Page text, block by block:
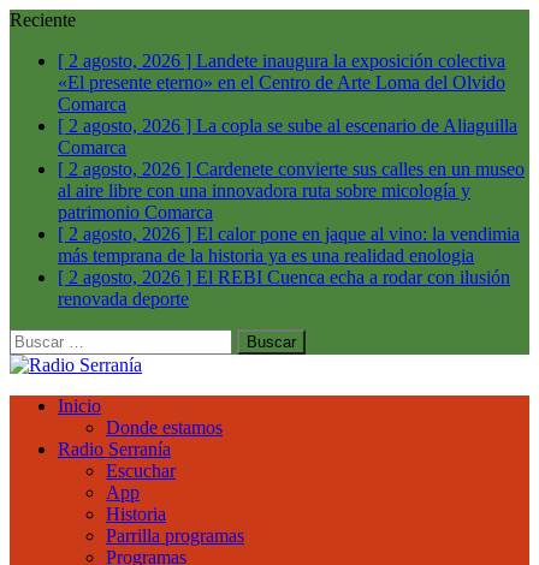
Reciente
[ 2 agosto, 2026 ] Landete inaugura la exposición colectiva
«El presente eterno» en el Centro de Arte Loma del Olvido
Comarca
[ 2 agosto, 2026 ] La copla se sube al escenario de Aliaguilla
Comarca
[ 2 agosto, 2026 ] Cardenete convierte sus calles en un museo
al aire libre con una innovadora ruta sobre micología y
patrimonio Comarca
[ 2 agosto, 2026 ] El calor pone en jaque al vino: la vendimia
más temprana de la historia ya es una realidad enologia
[ 2 agosto, 2026 ] El REBI Cuenca echa a rodar con ilusión
renovada deporte
Buscar:
Inicio
Donde estamos
Radio Serranía
Escuchar
App
Historia
Parrilla programas
Programas